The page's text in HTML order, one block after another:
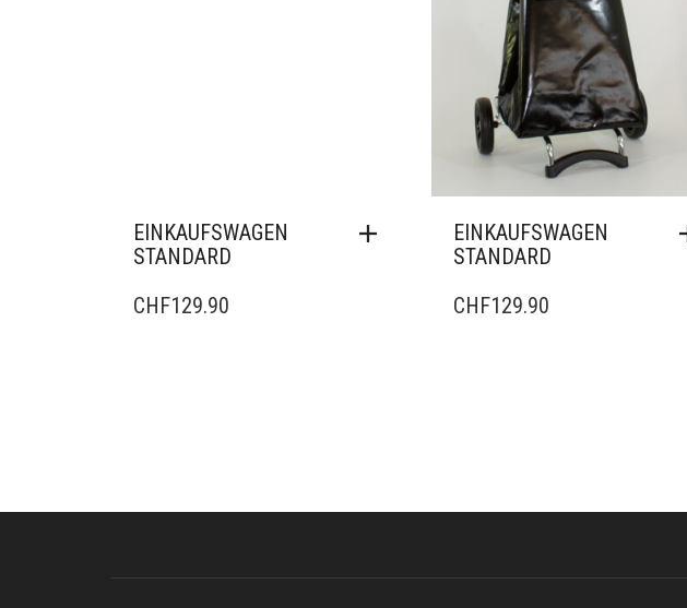
EINKAUFSWAGEN
STANDARD
CHF129.90
EINKAUFSWAGEN
STANDARD
CHF129.90